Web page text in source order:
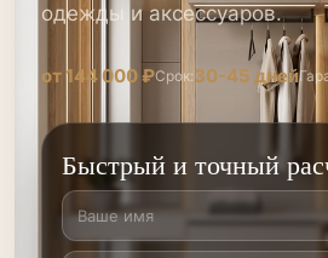
одежды и аксессуаров.
от 144 000 ₽Срок:30-45 дней
Быстрый и точный